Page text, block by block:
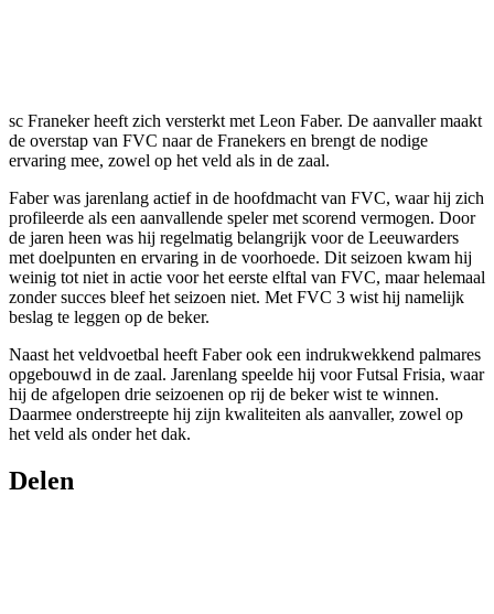
sc Franeker heeft zich versterkt met Leon Faber. De aanvaller maakt
de overstap van FVC naar de Franekers en brengt de nodige
ervaring mee, zowel op het veld als in de zaal.
Faber was jarenlang actief in de hoofdmacht van FVC, waar hij zich
profileerde als een aanvallende speler met scorend vermogen. Door
de jaren heen was hij regelmatig belangrijk voor de Leeuwarders
met doelpunten en ervaring in de voorhoede. Dit seizoen kwam hij
weinig tot niet in actie voor het eerste elftal van FVC, maar helemaal
zonder succes bleef het seizoen niet. Met FVC 3 wist hij namelijk
beslag te leggen op de beker.
Naast het veldvoetbal heeft Faber ook een indrukwekkend palmares
opgebouwd in de zaal. Jarenlang speelde hij voor Futsal Frisia, waar
hij de afgelopen drie seizoenen op rij de beker wist te winnen.
Daarmee onderstreepte hij zijn kwaliteiten als aanvaller, zowel op
het veld als onder het dak.
Delen